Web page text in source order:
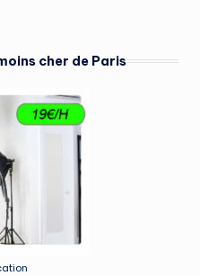
cher de Paris